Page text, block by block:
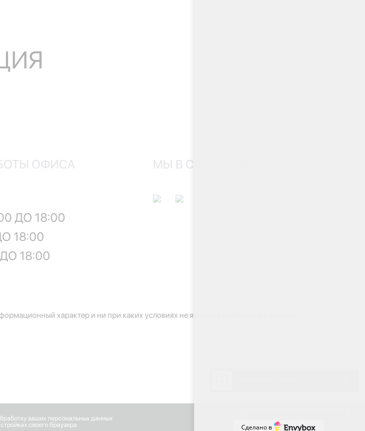
ваших персональных данных
своего браузера.
ОФИСА
ДО 18:00
18:00
18:00
МЫ В СОЦСЕТЯХ
характер и ни при каких условиях не является публичной офертой,
Сделано в